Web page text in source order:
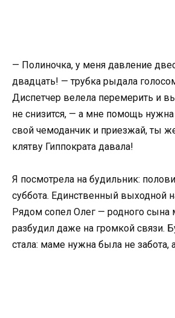
— Полиночка, у меня давление
двадцать! — трубка рыдала
Диспетчер велела перемерить и
не снизится, — а мне помощь
свой чемоданчик и приезжай, ты
клятву Гиппократа давала!
Я посмотрела на будильник:
суббота. Единственный выходной
Рядом сопел Олег — родного сына
разбудил даже на громкой связи.
стала: маме нужна была не забота,